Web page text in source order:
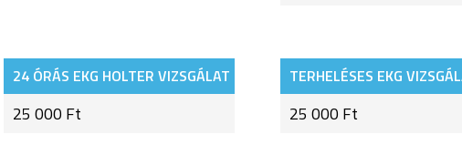
24 ÓRÁS EKG HOLTER VIZSGÁLAT
25 000 Ft
TERHELÉSES EKG
25 000 Ft